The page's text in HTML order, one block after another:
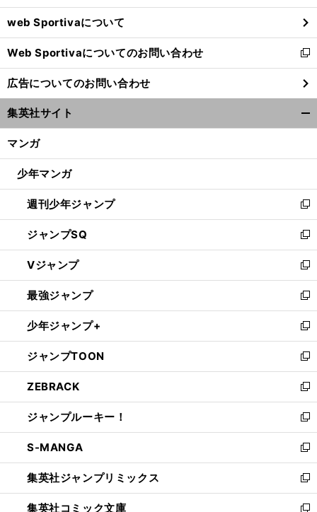
ウ
で
開
く
web Sportivaについて
Web Sportivaについてのお問い合わせ
新
し
い
ウ
ィ
ン
ウ
開
く
広告についてのお問い合わせ
集英社サイト
マンガ
少年マンガ
週刊少年ジャンプ
新
し
い
ウ
ィ
ン
ド
ウ
で
開
く
ジャンプSQ
新
し
い
ウ
ィ
ン
ド
ウ
で
開
く
Vジャンプ
新
し
い
ウ
ィ
ン
ド
ウ
で
開
く
最強ジャンプ
新
し
い
ウ
ィ
ン
ド
ウ
で
開
く
少年ジャンプ+
新
し
い
ウ
ィ
ン
ド
ウ
で
開
く
ジャンプTOON
新
し
い
ウ
ィ
ン
ド
ウ
で
開
く
ZEBRACK
新
し
い
ウ
ィ
ン
ド
ウ
で
ジャンプルーキー！
新
し
い
ウ
ィ
ン
ド
S-MANGA
新
し
い
ウ
集英社ジャンプリミックス
新
し
集英社コミック文庫